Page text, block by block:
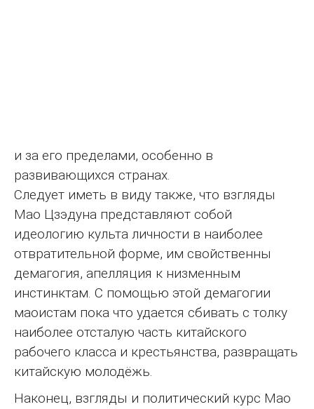
и за его пределами, особенно в
развивающихся странах.
Следует иметь в виду также, что взгляды
Мао Цзэдуна представляют собой
идеологию культа личности в наиболее
отвратительной форме, им свойственны
демагогия, апелляция к низменным
инстинктам. С помощью этой демагогии
маоистам пока что удается сбивать с толку
наиболее отсталую часть китайского
рабочего класса и крестьянства, развращать
китайскую молодёжь.
Наконец, взгляды и политический курс Мао